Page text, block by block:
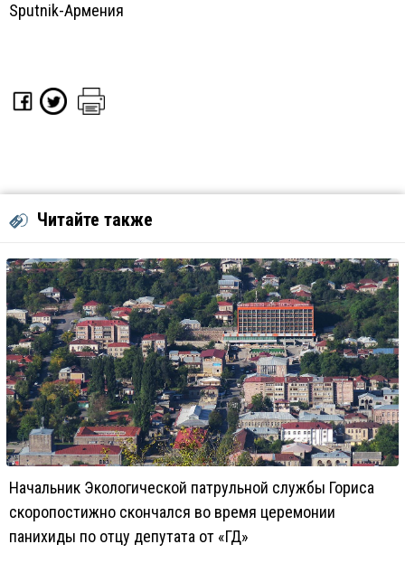
Sputnik-Армения
Читайте также
Начальник Экологической патрульной службы Гориса
скоропостижно скончался во время церемонии
панихиды по отцу депутата от «ГД»